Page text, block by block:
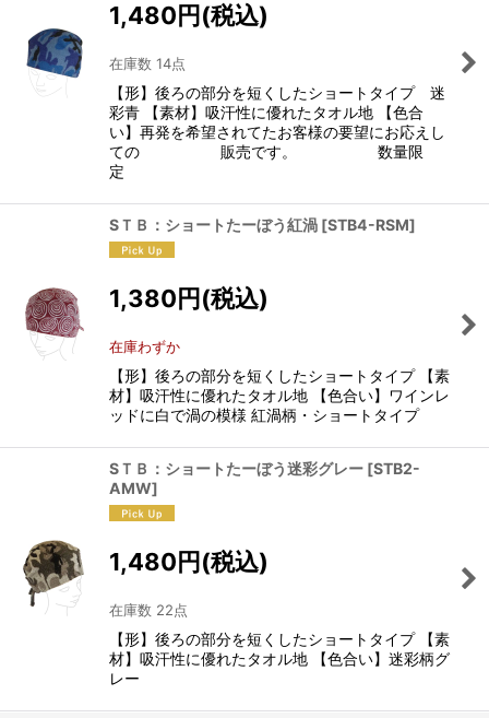
1,480円 (税込)
在庫数 14点
【形】後ろの部分を短くしたショートタイプ 迷
彩青 【素材】吸汗性に優れたタオル地 【色合
い】再発を希望されてたお客様の要望にお応えし
ての 販売です。 数量限
定
SＴＢ：ショートたーぼう紅渦 [STB4-RSM]
1,380円(税込)
在庫わずか
【形】後ろの部分を短くしたショートタイプ 【素
材】吸汗性に優れたタオル地 【色合い】ワインレ
ッドに白で渦の模様 紅渦柄・ショートタイプ
SＴＢ：ショートたーぼう迷彩グレー [STB2-
AMW]
1,480円(税込)
在庫数 22点
【形】後ろの部分を短くしたショートタイプ 【素
材】吸汗性に優れたタオル地 【色合い】迷彩柄グ
レー